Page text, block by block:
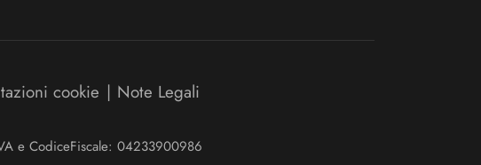
cookie | Note Legali
e CodiceFiscale: 04233900986